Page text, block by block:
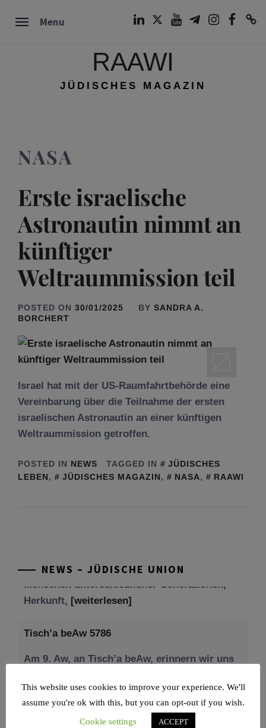
Menu
RAAWI
JÜDISCHES MAGAZIN
NASA
Erste israelische
Astronautin nimmt an
künftiger
Weltraummission teil
POSTED ON 30/01/2025 BY SANDRA A.
BORCHERT
Israel hat mit der US-Raumfahrtbehörde eine
Vereinbarung über die Teilnahme der ersten
israelischen Astronautin an einer künftigen
Weltraummission getroffen.
POSTED IN NEWS TAGGED IN
JÜDISCHES
LEBEN, JÜDISCHES MAGAZIN, NASA, RAAWI
NEWS – JÜDISCHE UNION
Tu be’Aw – das jüdische Fest der Liebe, der
Herkunft,[weiterlesen]
Tisch’a beAw 5786
Am 9. Aw, an Tisch’a beAw, erinnern wir uns
[weiterlesen]
This website uses cookies to improve your experience. We'll
assume you're ok with this, but you can opt-out if you wish.
Cookie settings
ACCEPT